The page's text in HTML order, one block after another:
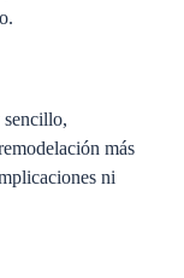
sencillo,
más
ni